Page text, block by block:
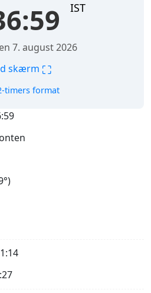
IST
7. august 2026
skærm ⛶
timers format